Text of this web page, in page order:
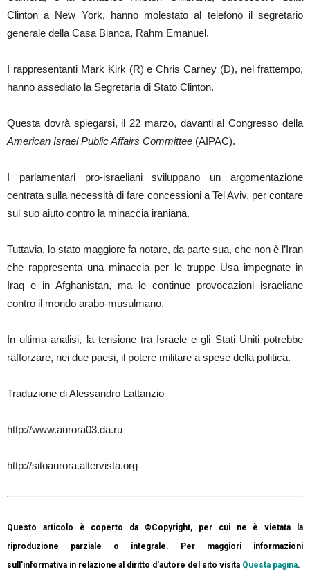
Clinton a New York, hanno molestato al telefono il segretario
generale della Casa Bianca, Rahm Emanuel.
I rappresentanti Mark Kirk (R) e Chris Carney (D), nel frattempo,
hanno assediato la Segretaria di Stato Clinton.
Questa dovrà spiegarsi, il 22 marzo, davanti al Congresso della
American Israel Public Affairs Committee (AIPAC).
I parlamentari pro-israeliani sviluppano un argomentazione
centrata sulla necessità di fare concessioni a Tel Aviv, per contare
sul suo aiuto contro la minaccia iraniana.
Tuttavia, lo stato maggiore fa notare, da parte sua, che non è l’Iran
che rappresenta una minaccia per le truppe Usa impegnate in
Iraq e in Afghanistan, ma le continue provocazioni israeliane
contro il mondo arabo-musulmano.
In ultima analisi, la tensione tra Israele e gli Stati Uniti potrebbe
rafforzare, nei due paesi, il potere militare a spese della politica.
Traduzione di Alessandro Lattanzio
http://www.aurora03.da.ru
http://sitoaurora.altervista.org
Questo articolo è coperto da ©Copyright, per cui ne è vietata la
riproduzione parziale o integrale. Per maggiori informazioni
sull'informativa in relazione al diritto d'autore del sito visita Questa pagina.